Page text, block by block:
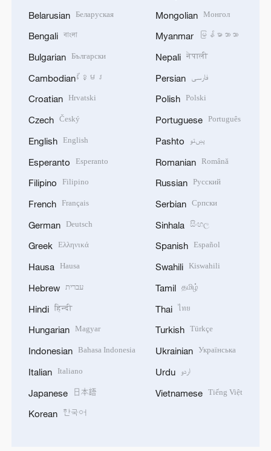
Belarusian Беларуская
Bengali বাংলা
Bulgarian Български
Cambodian ខ្មែរ
Croatian Hrvatski
Czech Český
English English
Esperanto Esperanto
Filipino Filipino
French Français
German Deutsch
Greek Ελληνικά
Hausa Hausa
Hebrew עברית
Hindi हिन्दी
Hungarian Magyar
Indonesian Bahasa Indonesia
Italian Italiano
Japanese 日本語
Korean 한국어
Mongolian Монгол
Myanmar မြန်မာဘာသာ
Nepali नेपाली
Persian فارسی
Polish Polski
Portuguese Português
Pashto پښتو
Romanian Română
Russian Русский
Serbian Српски
Sinhala සිංහල
Spanish Español
Swahili Kiswahili
Tamil தமிழ்
Thai ไทย
Turkish Türkçe
Ukrainian Українська
Urdu اردو
Vietnamese Tiếng Việt